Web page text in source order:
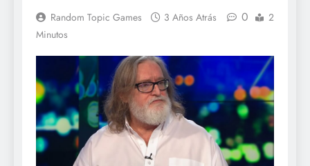
Random Topic Games 3 Años Atrás 0
2
Minutos